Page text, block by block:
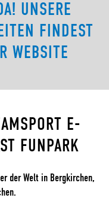
UNSERE
FINDEST
WEBSITE
E-
FUNPARK
der Welt in Bergkirchen,